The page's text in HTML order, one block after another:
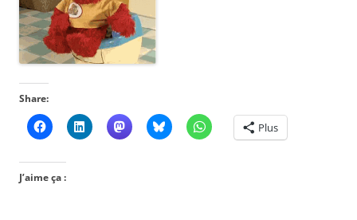
Share:
Plus
J’aime ça :